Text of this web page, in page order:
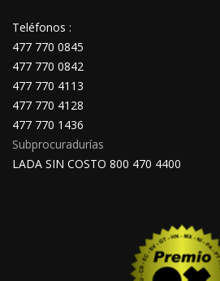
Teléfonos :
477 770 0845
477 770 0842
477 770 4113
477 770 4128
477 770 1436
Subprocuradurías
LADA SIN COSTO 800 470 4400